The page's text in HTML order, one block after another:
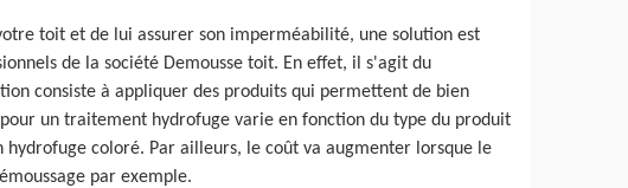
toit et de lui assurer son imperméabilité, une solution est
de la société Demousse toit. En effet, il s'agit du
consiste à appliquer des produits qui permettent de bien
un traitement hydrofuge varie en fonction du type du produit
coloré. Par ailleurs, le coût va augmenter lorsque le
par exemple.